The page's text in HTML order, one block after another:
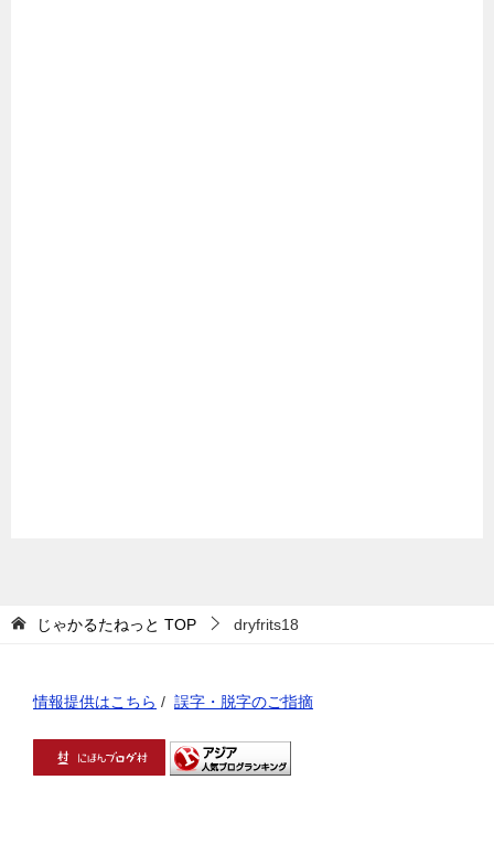
じゃかるたねっと TOP dryfrits18
情報提供はこちら / 誤字・脱字のご指摘